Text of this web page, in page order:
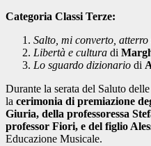
Categoria Classi Terze:
Salto, mi converto, atterro
Libertà e cultura di
Lo sguardo dizionario di
Durante la serata del Saluto
la cerimonia di premiazione
Giuria, della professoressa
professor Fiori, e del figlio
Educazione Musicale.